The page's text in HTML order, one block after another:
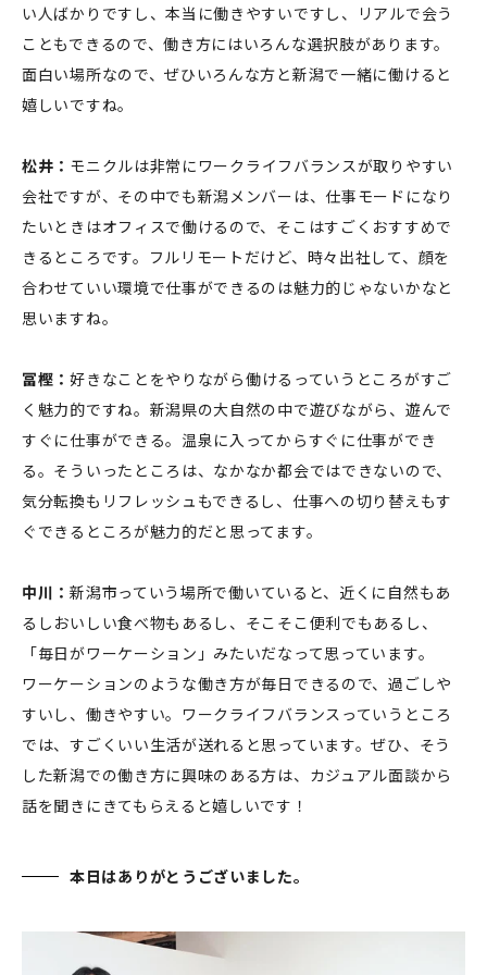
い人ばかりですし、本当に働きやすいですし、リアルで会う
こともできるので、働き方にはいろんな選択肢があります。
面白い場所なので、ぜひいろんな方と新潟で一緒に働けると
嬉しいですね。
松井： モニクルは非常にワークライフバランスが取りやすい
会社ですが、その中でも新潟メンバーは、仕事モードになり
たいときはオフィスで働けるので、そこはすごくおすすめで
きるところです。フルリモートだけど、時々出社して、顔を
合わせていい環境で仕事ができるのは魅力的じゃないかなと
思いますね。
冨樫：好きなことをやりながら働けるっていうところがすご
く魅力的ですね。新潟県の大自然の中で遊びながら、遊んで
すぐに仕事ができる。温泉に入ってからすぐに仕事ができ
る。そういったところは、なかなか都会ではできないので、
気分転換もリフレッシュもできるし、仕事への切り替えもす
ぐできるところが魅力的だと思ってます。
中川：新潟市っていう場所で働いていると、近くに自然もあ
るしおいしい食べ物もあるし、そこそこ便利でもあるし、
「毎日がワーケーション」みたいだなって思っています。
ワーケーションのような働き方が毎日できるので、過ごしや
すいし、働きやすい。ワークライフバランスっていうところ
では、すごくいい生活が送れると思っています。ぜひ、そう
した新潟での働き方に興味のある方は、カジュアル面談から
話を聞きにきてもらえると嬉しいです！
本日はありがとうございました。